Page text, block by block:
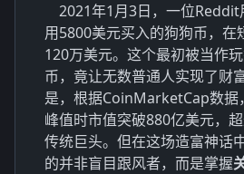
2021年1月3日，一位
用5800美元买入的狗狗币，在
120万美元。这个最初被当作
币，竟让无数普通人实现了财
是，根据CoinMarketCap数据
峰值时市值突破880亿美元，
传统巨头。但在这场造富神话
的并非盲目跟风者，而是掌握